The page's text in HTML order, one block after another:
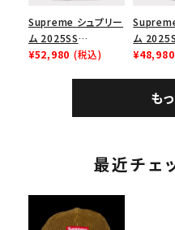
Supreme シュプリー
ム 2025SS
Bandana Football
¥52,980 (税込)
ム
¥48,980
も
最近チェ